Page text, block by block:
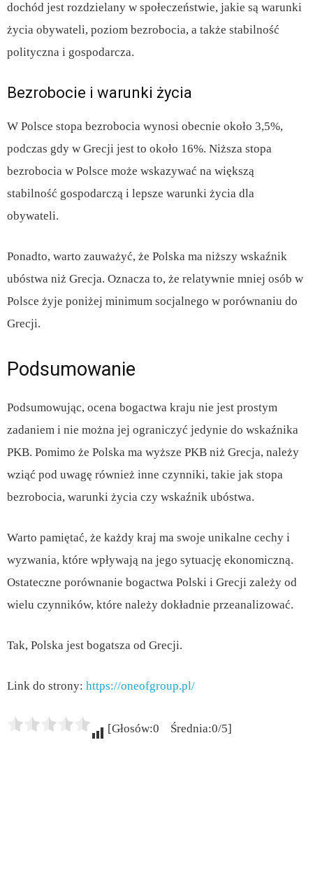
dochód jest rozdzielany w społeczeństwie, jakie są warunki
życia obywateli, poziom bezrobocia, a także stabilność
polityczna i gospodarcza.
Bezrobocie i warunki życia
W Polsce stopa bezrobocia wynosi obecnie około 3,5%,
podczas gdy w Grecji jest to około 16%. Niższa stopa
bezrobocia w Polsce może wskazywać na większą
stabilność gospodarczą i lepsze warunki życia dla
obywateli.
Ponadto, warto zauważyć, że Polska ma niższy wskaźnik
ubóstwa niż Grecja. Oznacza to, że relatywnie mniej osób w
Polsce żyje poniżej minimum socjalnego w porównaniu do
Grecji.
Podsumowanie
Podsumowując, ocena bogactwa kraju nie jest prostym
zadaniem i nie można jej ograniczyć jedynie do wskaźnika
PKB. Pomimo że Polska ma wyższe PKB niż Grecja, należy
wziąć pod uwagę również inne czynniki, takie jak stopa
bezrobocia, warunki życia czy wskaźnik ubóstwa.
Warto pamiętać, że każdy kraj ma swoje unikalne cechy i
wyzwania, które wpływają na jego sytuację ekonomiczną.
Ostateczne porównanie bogactwa Polski i Grecji zależy od
wielu czynników, które należy dokładnie przeanalizować.
Tak, Polska jest bogatsza od Grecji.
Link do strony: https://oneofgroup.pl/
[Głosów:0 Średnia:0/5]